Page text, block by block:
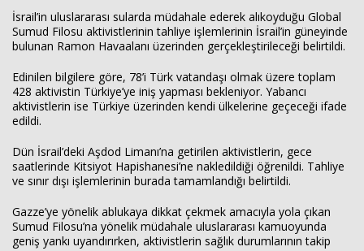
İsrail’in uluslararası sularda müdahale ederek alıkoyduğu Global
Sumud Filosu aktivistlerinin tahliye işlemlerinin İsrail’in güneyinde
bulunan Ramon Havaalanı üzerinden gerçekleştirileceği belirtildi.
Edinilen bilgilere göre, 78’i Türk vatandaşı olmak üzere toplam
428 aktivistin Türkiye’ye iniş yapması bekleniyor. Yabancı
aktivistlerin ise Türkiye üzerinden kendi ülkelerine geçeceği ifade
edildi.
Dün İsrail’deki Aşdod Limanı’na getirilen aktivistlerin, gece
saatlerinde Kitsiyot Hapishanesi’ne nakledildiği öğrenildi. Tahliye
ve sınır dışı işlemlerinin burada tamamlandığı belirtildi.
Gazze’ye yönelik ablukaya dikkat çekmek amacıyla yola çıkan
Sumud Filosu’na yönelik müdahale uluslararası kamuoyunda
geniş yankı uyandırırken, aktivistlerin sağlık durumlarının takip